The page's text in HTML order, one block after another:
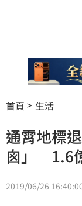
首頁 生活
通霄地標
囪」 1.6
2019/06/26